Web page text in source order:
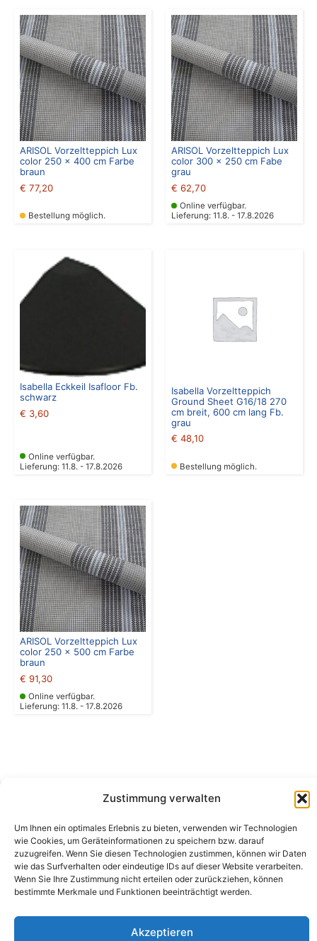
Zustimmung verwalten
Um Ihnen ein optimales Erlebnis zu bieten, verwenden wir Technologien
wie Cookies, um Geräteinformationen zu speichern bzw. darauf
zuzugreifen. Wenn Sie diesen Technologien zustimmen, können wir Daten
wie das Surfverhalten oder eindeutige IDs auf dieser Website verarbeiten.
Wenn Sie Ihre Zustimmung nicht erteilen oder zurückziehen, können
bestimmte Merkmale und Funktionen beeinträchtigt werden.
Akzeptieren
ARISOL Vorzeltteppich Lux
color 250 x 400 cm Farbe
braun
€ 77,20
Bestellung möglich.
ARISOL Vorzeltteppich Lux
color 300 x 250 cm Fabe
grau
€ 62,70
Online verfügbar.
Lieferung: 11.8. - 17.8.2026
Isabella Eckkeil Isafloor Fb.
schwarz
€ 3,60
Online verfügbar.
Lieferung: 11.8. - 17.8.2026
Isabella Vorzeltteppich
Ground Sheet G16/18 270
cm breit, 600 cm lang Fb.
grau
€ 48,10
Bestellung möglich.
ARISOL Vorzeltteppich Lux
color 250 x 500 cm Farbe
braun
€ 91,30
Online verfügbar.
Lieferung: 11.8. - 17.8.2026
Peter-Leardi-Weg 4, 8054 Graz
Steiermark / Österreich​
+43 316 225711​ • info@campingbergler.at​
Impressum
AGB
Widerrufsrecht und Formular
Datenschutzerklärung